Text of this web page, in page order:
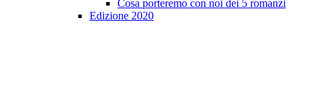
Cosa porteremo con noi dei 5 romanzi
Edizione 2020